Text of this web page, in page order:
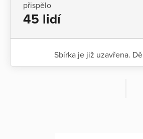
přispělo
45 lidí
Sbírka je již uzavřena.